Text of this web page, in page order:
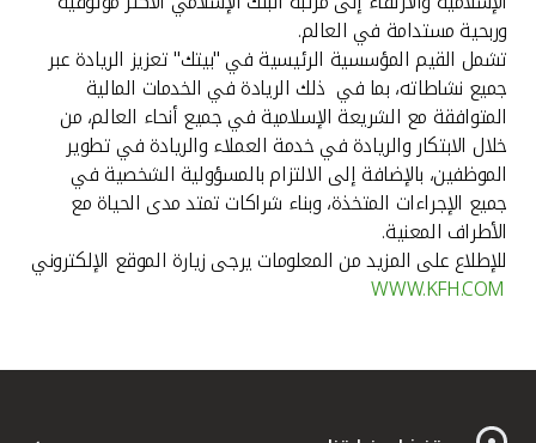
وربحية مستدامة في العالم.
تشمل القيم المؤسسية الرئيسية في "بيتك" تعزيز الريادة عبر
جميع نشاطاته، بما في ذلك الريادة في الخدمات المالية
المتوافقة مع الشريعة الإسلامية في جميع أنحاء العالم، من
خلال الابتكار والريادة في خدمة العملاء والريادة في تطوير
الموظفين، بالإضافة إلى الالتزام بالمسؤولية الشخصية في
جميع الإجراءات المتخذة، وبناء شراكات تمتد مدى الحياة مع
الأطراف المعنية.
للإطلاع على المزيد من المعلومات يرجى زيارة الموقع الإلكتروني
WWW.KFH.COM